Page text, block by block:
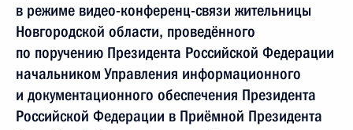
в режиме видео-конференц-связи жительницы
Новгородской области, проведённого
по поручению Президента Российской Федерации
начальником Управления информационного
и документационного обеспечения Президента
Российской Федерации в Приёмной Президента